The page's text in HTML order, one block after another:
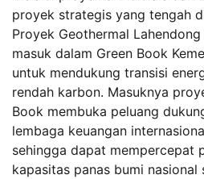
proyek strategis yang tengah
Proyek Geothermal
masuk dalam Green Book
untuk mendukung transisi
rendah karbon. Masuknya
Book membuka peluang
lembaga keuangan
sehingga dapat mempercepat
kapasitas panas bumi nasional